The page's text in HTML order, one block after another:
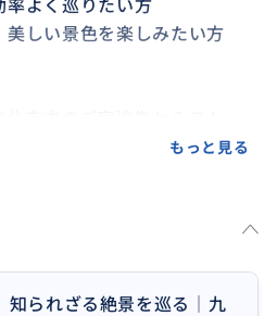
率よく巡りたい方
美しい景色を楽しみたい方
に合わせてカスタマイズ可能
もっと見る
知られざる絶景を巡る│九